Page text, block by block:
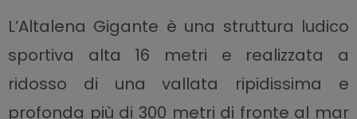
L’Altalena Gigante è una struttura ludico
sportiva alta 16 metri e realizzata a
ridosso di unavallata ripidissima e
profonda più di 300 metri di fronte al mar